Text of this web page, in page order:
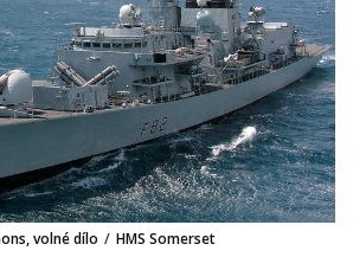
volné dílo / HMS Somerset